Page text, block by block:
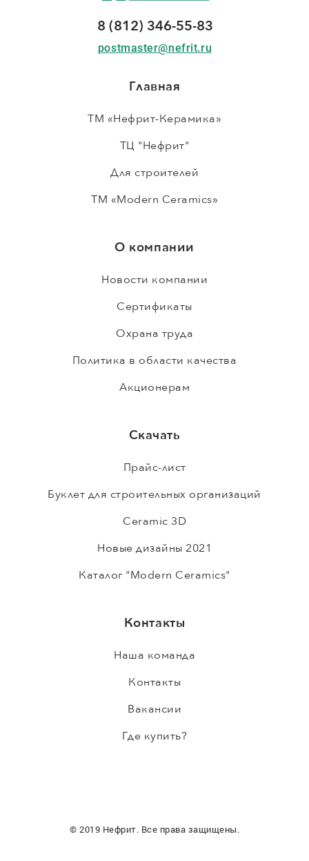
8 (812) 346-55-83
postmaster@nefrit.ru
Главная
ТМ «Нефрит-Керамика»
ТЦ "Нефрит"
Для строителей
ТМ «Modern Ceramics»
О компании
Новости компании
Сертификаты
Охрана труда
Политика в области качества
Акционерам
Скачать
Прайс-лист
Буклет для строительных организаций
Ceramic 3D
Новые дизайны 2021
Каталог "Modern Ceramics"
Контакты
Наша команда
Контакты
Вакансии
Где купить?
© 2019 Нефрит. Все права защищены.